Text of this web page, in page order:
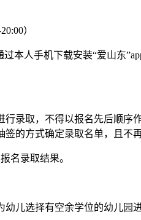
）
人手机下载安装“爱山东
取，不得以报名先后顺序
的方式确定录取名单，且不
名录取结果。
选择有空余学位的幼儿园